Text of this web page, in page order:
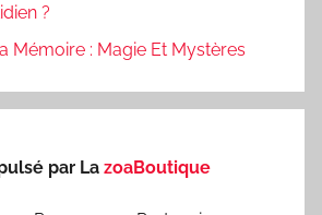
?
Mémoire : Magie Et Mystères
par La zoaBoutique